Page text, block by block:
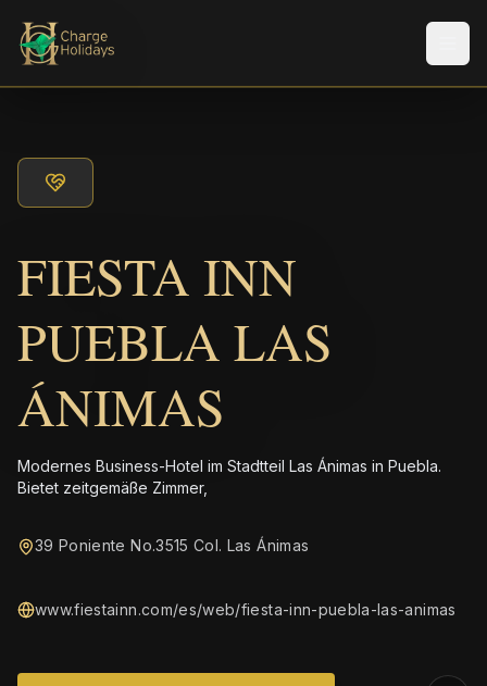
FIESTA INN
PUEBLA LAS
ÁNIMAS
Modernes Business-Hotel im Stadtteil Las Ánimas in Puebla.
Bietet zeitgemäße Zimmer,
39 Poniente No.3515 Col. Las Ánimas
www.fiestainn.com/es/web/fiesta-inn-puebla-las-animas